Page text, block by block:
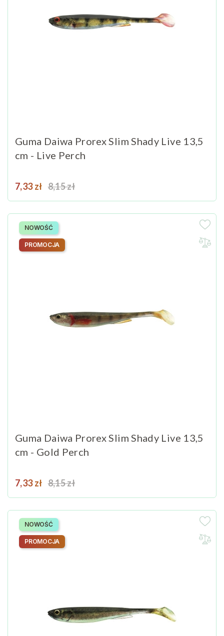
Guma Daiwa Prorex Slim Shady Live 13,5
cm - Live Perch
Cena
7,33 zł Cena podstawowa
8,15 zł
Guma Daiwa Prorex Slim Shady Live 13,5
cm - Gold Perch
Cena
7,33 zł Cena podstawowa
8,15 zł
NOWOŚĆ
PROMOCJA
NOWOŚĆ
PROMOCJA